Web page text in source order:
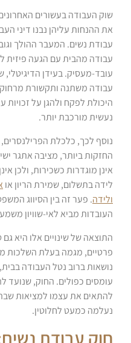
שוק העבודה בעשורים
את ההנחות עליהן נבנו דיני
עבודת נשים. המעבר ההולך
עבודה מהבית עם הגעה פיזית
עובד-מעסיק. בעידן
עבודה משתנה ותקשורת
היכולת לפקח ולהגן על זכויות
נעשית מורכבת יותר.
נוסף לכך, כלכלת
החזקות ביותר, מציבה אתגר
אינן מוגדרות כשכירות, ולכן
לידה בתשלום, שמירת הריון או
ולידה. פער זה בין הסיווג
העובדות מביא לאי-שוויון
התוצאה של שינויים אלו היא
פרטיים, מגמה בעלת השלכות
נושאות ברוב נטל העבודה
עומסים כפולים. החוק, שנועד
להתאים את עצמו למציאות
נעלמה כמעט לחלוטין.
חוק עבודת